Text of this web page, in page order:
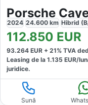
2024 24.600 km Hibrid
112.850 EUR
93.264 EUR + 21% TVA
Leasing de la 1.135 EUR/
juridice.
Sună